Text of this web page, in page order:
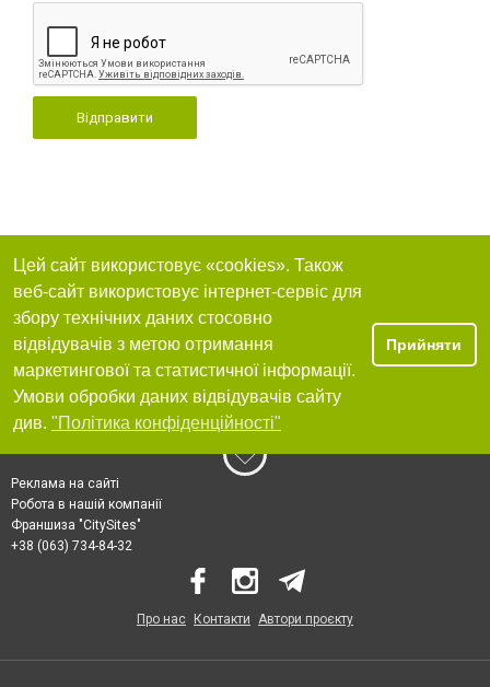
Відправити
Цей сайт використовує «cookies». Також
веб-сайт використовує інтернет-сервіс для
збору технічних даних стосовно
відвідувачів з метою отримання
маркетингової та статистичної інформації.
Умови обробки даних відвідувачів сайту
див. "Політика конфіденційності"
Прийняти
Реклама на сайті
Робота в нашій компанії
Франшиза "CitySites"
+38 (063) 734-84-32
Про нас Контакти Автори проєкту